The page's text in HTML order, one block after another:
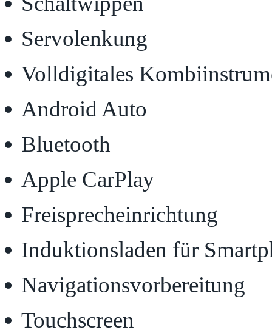
Servolenkung
Volldigitales
Android Auto
Bluetooth
Apple CarPlay
Freisprecheinrichtung
Induktionsladen für
Navigationsvorbereitung
Touchscreen